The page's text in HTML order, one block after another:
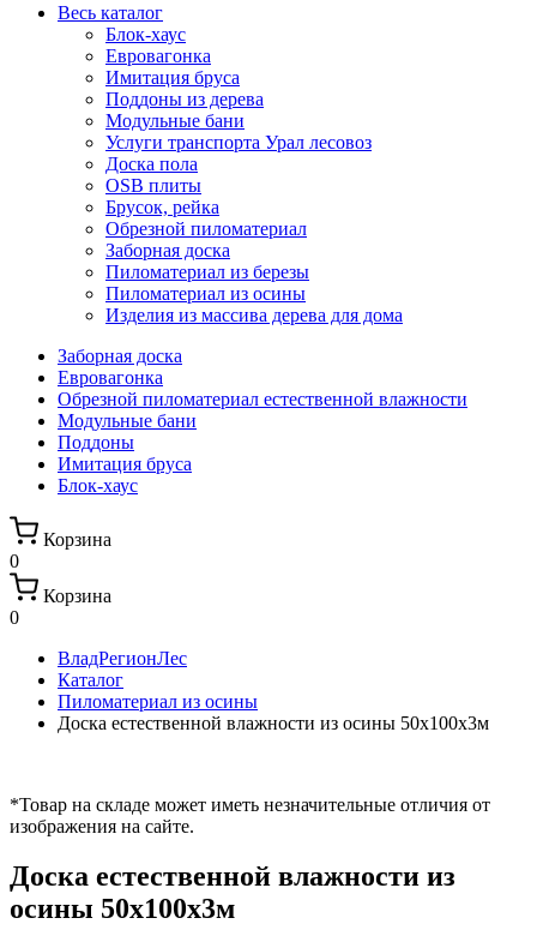
Весь каталог
Блок-хаус
Евровагонка
Имитация бруса
Поддоны из дерева
Модульные бани
Услуги транспорта Урал лесовоз
Доска пола
OSB плиты
Брусок, рейка
Обрезной пиломатериал
Заборная доска
Пиломатериал из березы
Пиломатериал из осины
Изделия из массива дерева для дома
Заборная доска
Евровагонка
Обрезной пиломатериал естественной влажности
Модульные бани
Поддоны
Имитация бруса
Блок-хаус
Корзина
0
Корзина
0
ВладРегионЛес
Каталог
Пиломатериал из осины
Доска естественной влажности из осины 50х100х3м
*Товар на складе может иметь незначительные отличия от
изображения на сайте.
Доска естественной влажности из
осины 50х100х3м